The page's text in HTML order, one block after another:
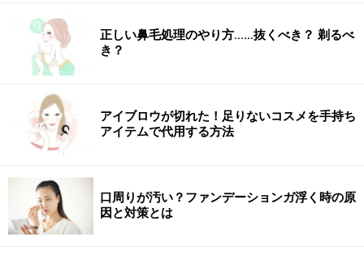
ストレッチで内ももの肉を落とす方法！内腿ストレッチ
とは
太ももに隙間がない！股擦れの原因、太い内ももを撃退
する4つの習慣
※記事内容は執筆時点のものです。最新の内容をご確認くださ
い。
※ダイエットは個人の体質、また、誤った方法による実践に起因
して体調不良を引き起こす場合があります。実践の際には、必ず
自身の体質及び健康状態を十分に考慮したうえで、正しい方法で
おこなってください。また、全ての方への有効性を保証するもの
ではありません。
正しい鼻毛処理のやり方……抜くべき？ 剃るべ
き？
アイブロウが切れた！足りないコスメを手持ち
アイテムで代用する方法
口周りが汚い？ファンデーションガ浮く時の原
因と対策とは